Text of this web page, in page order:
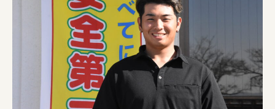
お問い合わせ
個人情報保護方針